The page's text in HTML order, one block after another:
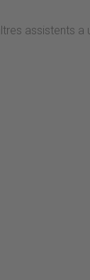
assistents a